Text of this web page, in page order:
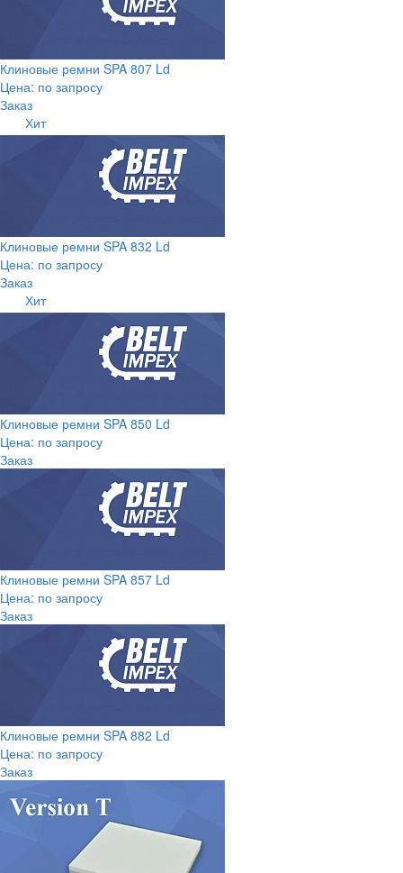
Клиновые ремни SPA 807 Ld
Цена: по запросу
Заказ
Хит
Клиновые ремни SPA 832 Ld
Цена: по запросу
Заказ
Хит
Клиновые ремни SPA 850 Ld
Цена: по запросу
Заказ
Клиновые ремни SPA 857 Ld
Цена: по запросу
Заказ
Клиновые ремни SPA 882 Ld
Цена: по запросу
Заказ